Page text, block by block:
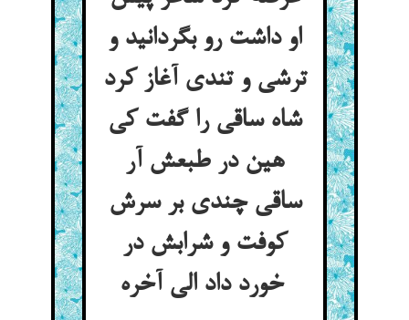
او داشت رو بگردانید و
ترشی و تندی آغاز کرد
شاه ساقی را گفت کی
هین در طبعش آر
ساقی چندی بر سرش
کوفت و شرابش در
خورد داد الی آخره